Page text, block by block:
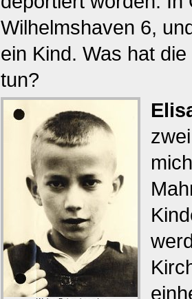
Wilhelmshaven 6,
ein Kind. Was hat
tun?